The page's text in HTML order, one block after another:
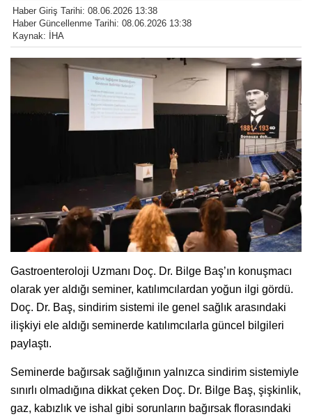
Haber Giriş Tarihi: 08.06.2026 13:38
Haber Güncellenme Tarihi: 08.06.2026 13:38
Kaynak: İHA
Gastroenteroloji Uzmanı Doç. Dr. Bilge Baş’ın konuşmacı
olarak yer aldığı seminer, katılımcılardan yoğun ilgi gördü.
Doç. Dr. Baş, sindirim sistemi ile genel sağlık arasındaki
ilişkiyi ele aldığı seminerde katılımcılarla güncel bilgileri
paylaştı.
Seminerde bağırsak sağlığının yalnızca sindirim sistemiyle
sınırlı olmadığına dikkat çeken Doç. Dr. Bilge Baş, şişkinlik,
gaz, kabızlık ve ishal gibi sorunların bağırsak florasındaki